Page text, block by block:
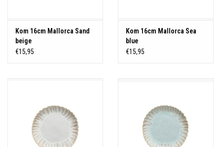
Kom 16cm Mallorca Sand
beige
€15,95
Kom 16cm Mallorca Sea
blue
€15,95